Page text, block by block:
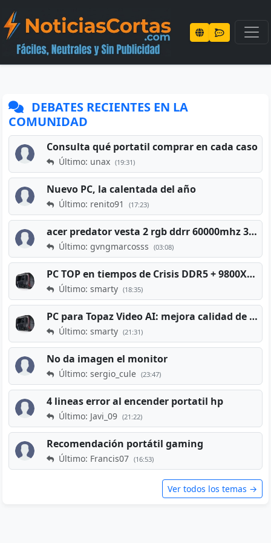
DEBATES RECIENTES EN LA
COMUNIDAD
Consulta qué portatil comprar en cada caso
Último: unax (19:31)
Nuevo PC, la calentada del año
Último: renito91 (17:23)
acer predator vesta 2 rgb ddrr 60000mhz 32gb x2 16gb
Último: gvngmarcosss (03:08)
PC TOP en tiempos de Crisis DDR5 + 9800X3D + RTX 5080 [2026][2400€]
Último: smarty (18:35)
PC para Topaz Video AI: mejora calidad de vídeos viejos
Último: smarty (21:31)
No da imagen el monitor
Último: sergio_cule (23:47)
4 lineas error al encender portatil hp
Último: Javi_09 (21:22)
Recomendación portátil gaming
Último: Francis07 (16:53)
Ver todos los temas →